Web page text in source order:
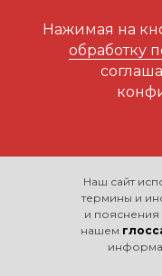
Нажимая на
обработку
Наш сайт
термины и
и пояснения
нашем